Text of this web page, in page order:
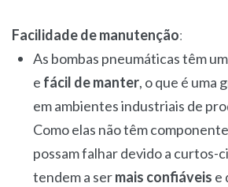
Facilidade de manutenção:
As bombas pneumáticas têm
e fácil de manter, o que é uma
em ambientes industriais de
Como elas não têm
possam falhar devido a curtos-
tendem a sermais confiáveis e